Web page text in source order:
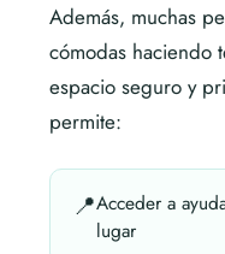
Además, muchas
cómodas haciendo
espacio seguro y
permite:
📍Acceder a
lugar